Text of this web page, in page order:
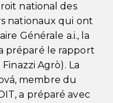
national des
nationaux qui ont
Générale a.i., la
préparé le rapport
Agrò). La
membre du
a préparé avec